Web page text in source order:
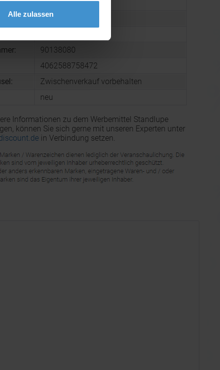
Alle zulassen
Kunststoff
Einzelkarton
90138080
4062588758472
Zwischenverkauf vorbehalten
neu
Informationen zu dem Werbemittel Standlupe
können Sie sich gerne mit unseren Experten unter
in Verbindung setzen.